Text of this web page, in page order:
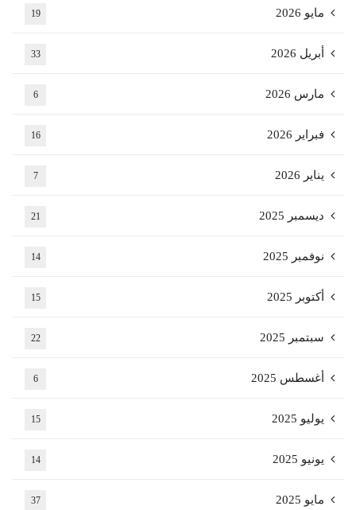
مايو 2026 19
أبريل 2026 33
مارس 2026 6
فبراير 2026 16
يناير 2026 7
ديسمبر 2025 21
نوفمبر 2025 14
أكتوبر 2025 15
سبتمبر 2025 22
أغسطس 2025 6
يوليو 2025 15
يونيو 2025 14
مايو 2025 37